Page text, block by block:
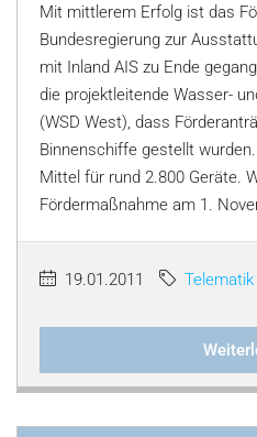
Mit mittlerem Erfolg ist das
Bundesregierung zur
mit Inland AIS zu Ende
die projektleitende Wasser-
(WSD West), dass
Binnenschiffe gestellt
Mittel für rund 2.800 Geräte.
Fördermaßnahme am 1.
19.01.2011 Telematik